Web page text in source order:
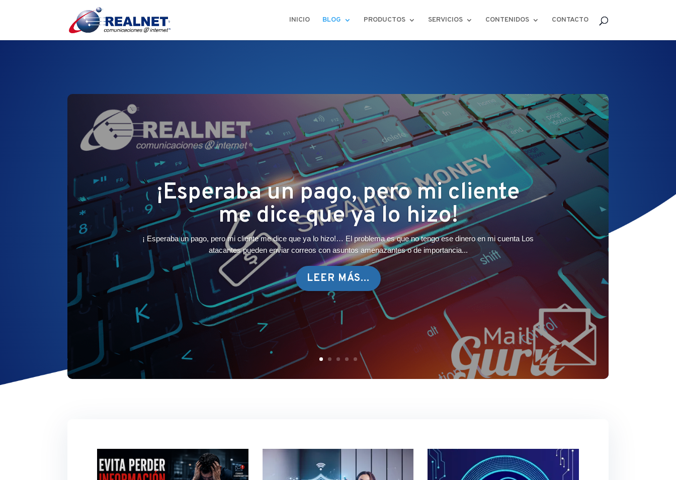
INICIO BLOG PRODUCTOS SERVICIOS CONTENIDOS CONTACTO
¡Esperaba un pago, pero mi cliente
me dice que ya lo hizo!
¡ Esperaba un pago, pero mi cliente me dice que ya lo hizo!… El problema es que no tengo ese dinero en mi cuenta Los
atacantes pueden enviar correos con asuntos amenazantes o de importancia...
LEER MÁS...